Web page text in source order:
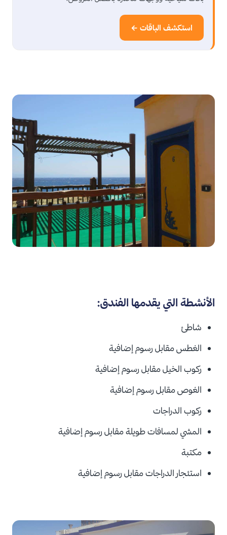
استكشف الباقات ←
الأنشطة التي يقدمها الفندق:
شاطئ
الغطس مقابل رسوم إضافية
ركوب الخيل مقابل رسوم إضافية
الغوص مقابل رسوم إضافية
ركوب الدراجات
المشي لمسافات طويلة مقابل رسوم إضافية
مكتبة
استئجار الدراجات مقابل رسوم إضافية